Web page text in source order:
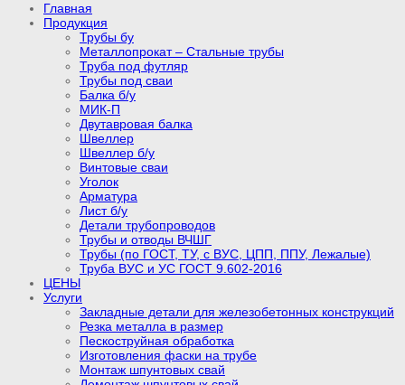
Главная
Продукция
Трубы бу
Металлопрокат – Стальные трубы
Труба под футляр
Трубы под сваи
Балка б/у
МИК-П
Двутавровая балка
Швеллер
Швеллер б/у
Винтовые сваи
Уголок
Арматура
Лист б/у
Детали трубопроводов
Трубы и отводы ВЧШГ
Трубы (по ГОСТ, ТУ, с ВУС, ЦПП, ППУ, Лежалые)
Труба ВУС и УС ГОСТ 9.602-2016
ЦЕНЫ
Услуги
Закладные детали для железобетонных конструкций
Резка металла в размер
Пескоструйная обработка
Изготовления фаски на трубе
Монтаж шпунтовых свай